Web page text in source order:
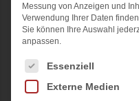
Messung von Anzeigen und
Verwendung Ihrer Daten
Sie können Ihre Auswahl
anpassen.
Es folgt eine Liste der
Essenziell
Externe Medien